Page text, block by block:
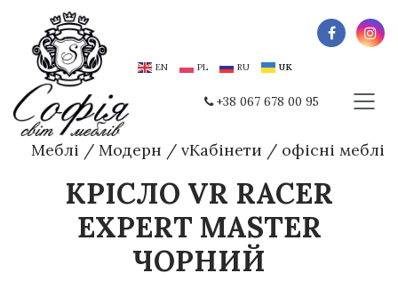
EN PL RU UK
+38 067 678 00 95
Меблі / Модерн / vКабінети / офісні меблі
КРІСЛО VR RACER
EXPERT MASTER
ЧОРНИЙ